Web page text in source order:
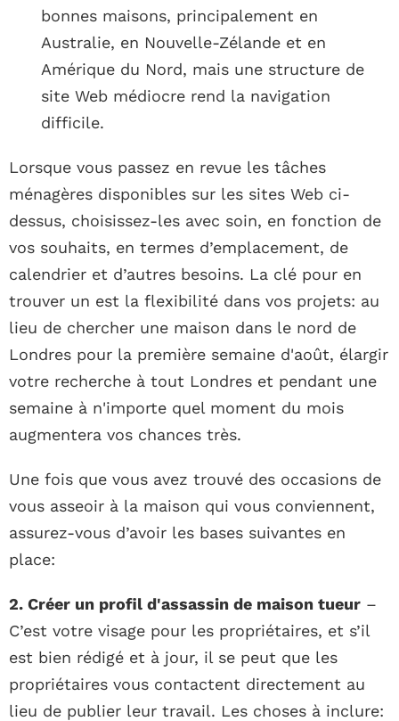
bonnes maisons, principalement en
Australie, en Nouvelle-Zélande et en
Amérique du Nord, mais une structure de
site Web médiocre rend la navigation
difficile.
Lorsque vous passez en revue les tâches
ménagères disponibles sur les sites Web ci-
dessus, choisissez-les avec soin, en fonction de
vos souhaits, en termes d’emplacement, de
calendrier et d’autres besoins. La clé pour en
trouver un est la flexibilité dans vos projets: au
lieu de chercher une maison dans le nord de
Londres pour la première semaine d'août, élargir
votre recherche à tout Londres et pendant une
semaine à n'importe quel moment du mois
augmentera vos chances très.
Une fois que vous avez trouvé des occasions de
vous asseoir à la maison qui vous conviennent,
assurez-vous d’avoir les bases suivantes en
place:
2. Créer un profil d'assassin de maison tueur –
C’est votre visage pour les propriétaires, et s’il
est bien rédigé et à jour, il se peut que les
propriétaires vous contactent directement au
lieu de publier leur travail. Les choses à inclure: